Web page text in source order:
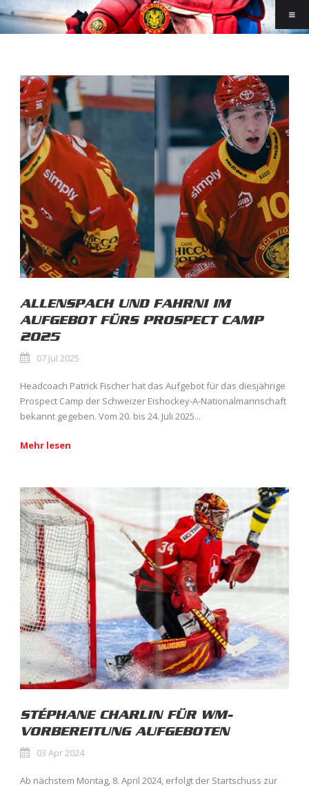
ALLENSPACH UND FAHRNI IM
AUFGEBOT FÜRS PROSPECT CAMP
2025
07 Jul 2025
Headcoach Patrick Fischer hat das Aufgebot für das diesjährige
Prospect Camp der Schweizer Eishockey-A-Nationalmannschaft
bekannt gegeben. Vom 20. bis 24. Juli 2025...
Mehr lesen
STÉPHANE CHARLIN FÜR WM-
VORBEREITUNG AUFGEBOTEN
03 Apr 2024
Ab nächstem Montag, 8. April 2024, erfolgt der Startschuss zur